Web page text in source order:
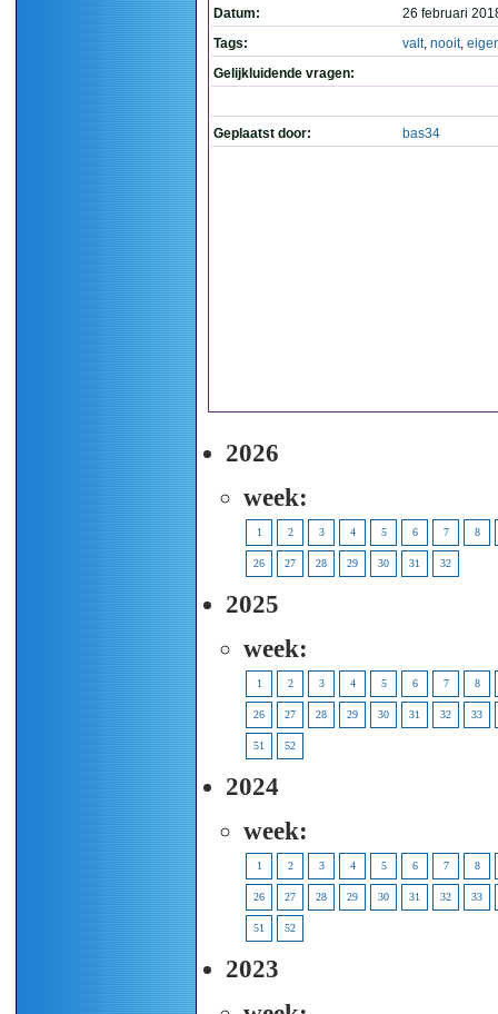
Datum:
26 februari
Tags:
valt, nooit,
Gelijkluidende vragen:
Geplaatst door: bas34
2026
week:
1 2 3 4 5 6 7 8
26 27 28 29 30 31 32
2025
week:
1 2 3 4 5 6 7 8
26 27 28 29 30 31 32 33
51 52
2024
week:
1 2 3 4 5 6 7 8
26 27 28 29 30 31 32 33
51 52
2023